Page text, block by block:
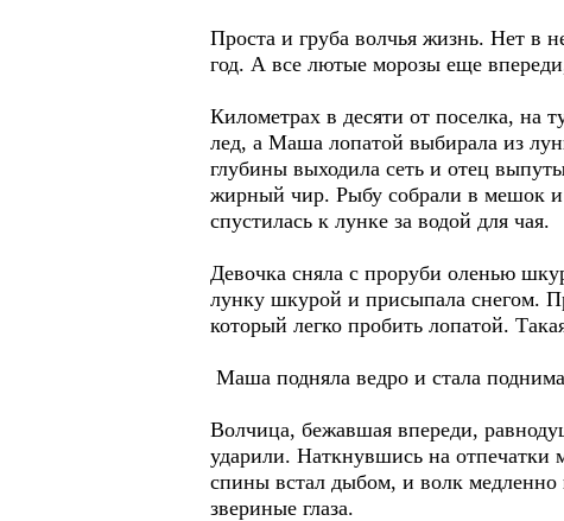
Проста и груба волчья жизнь. Нет в
год. А все лютые морозы еще
Километрах в десяти от поселка, на
лед, а Маша лопатой выбирала из
глубины выходила сеть и отец
жирный чир. Рыбу собрали в мешок и
спустилась к лунке за водой для чая.
Девочка сняла с проруби оленью
лунку шкурой и присыпала снегом.
который легко пробить лопатой.
Маша подняла ведро и стала
Волчица, бежавшая впереди,
ударили. Наткнувшись на отпечатки
спины встал дыбом, и волк медленно
звериные глаза.